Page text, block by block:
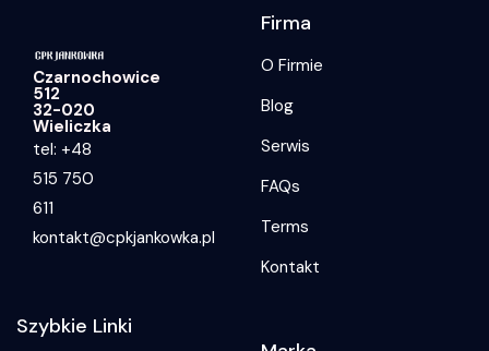
Czarnochowice
512
32-020
Wieliczka
tel: +48
515 750
611
kontakt@cpkjankowka.pl
Firma
O Firmie
Blog
Serwis
FAQs
Terms
Kontakt
Szybkie Linki